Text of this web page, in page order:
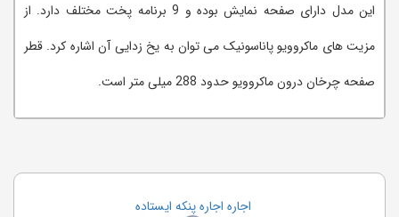
این مدل دارای صفحه نمایش بوده و 9 برنامه پخت مختلف دارد. از
مزیت های ماکروویو پاناسونیک می توان به یخ زدایی آن اشاره کرد. قطر
صفحه چرخان درون ماکروویو حدود 288 میلی متر است.
اجاره تخته وایت برد